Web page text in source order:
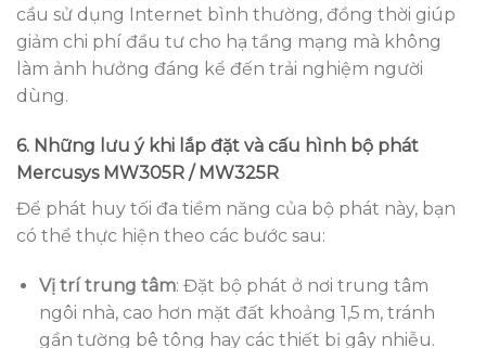
cầu sử dụng Internet bình thường, đồng thời giúp
giảm chi phí đầu tư cho hạ tầng mạng mà không
làm ảnh hưởng đáng kể đến trải nghiệm người
dùng.
6. Những lưu ý khi lắp đặt và cấu hình bộ phát
Mercusys MW305R / MW325R
Để phát huy tối đa tiềm năng của bộ phát này, bạn
có thể thực hiện theo các bước sau:
Vị trí trung tâm: Đặt bộ phát ở nơi trung tâm
ngôi nhà, cao hơn mặt đất khoảng 1,5 m, tránh
gần tường bê tông hay các thiết bị gây nhiễu.